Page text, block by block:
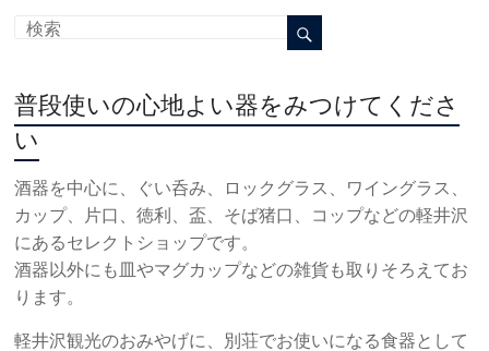
普段使いの心地よい器をみつけてくださ
い
酒器を中心に、ぐい呑み、ロックグラス、ワイングラス、
カップ、片口、徳利、盃、そば猪口、コップなどの軽井沢
にあるセレクトショップです。
酒器以外にも皿やマグカップなどの雑貨も取りそろえてお
ります。
軽井沢観光のおみやげに、別荘でお使いになる食器として